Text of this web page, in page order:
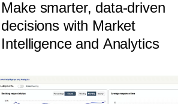
Make smarter, data-driven
decisions with Market
Intelligence and Analytics